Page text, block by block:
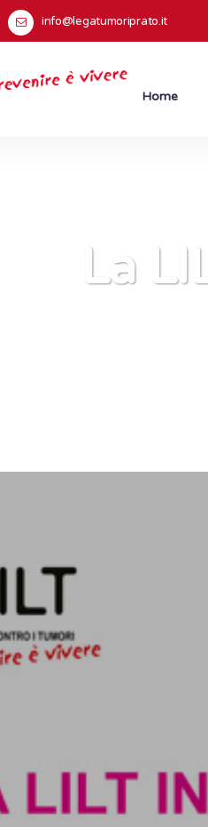
info@legatumoriprato.it
Home
La